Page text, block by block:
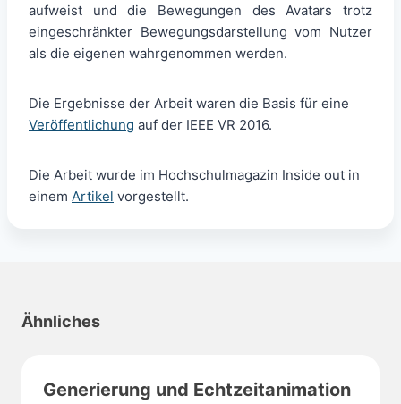
aufweist und die Bewegungen des Avatars trotz
eingeschränkter Bewegungsdarstellung vom Nutzer
als die eigenen wahrgenommen werden.
Die Ergebnisse der Arbeit waren die Basis für eine
Veröffentlichung auf der IEEE VR 2016.
Die Arbeit wurde im Hochschulmagazin Inside out in
einem Artikel vorgestellt.
Ähnliches
Generierung und Echtzeitanimation